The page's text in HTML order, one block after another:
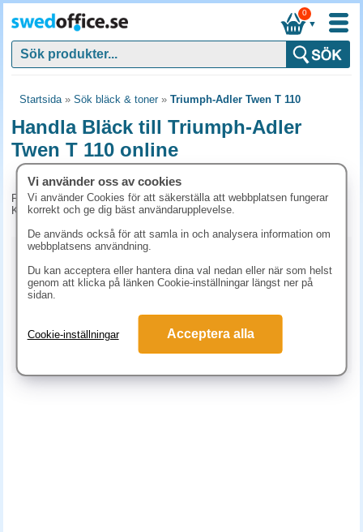
▼
0
Startsida» Sök bläck & toner» Triumph-Adler Twen T 110
Handla Bläck till Triumph-Adler
Twen T 110 online
För tillfället har vi inga produkter kopplade till denna maskin.
Kontakta kundtjänst på tel. 08-24 50 55 för mer information.
Vitt papper Färgat papper Premiumpapper
Etiketter Bläckstråleskrivare
Vi använder oss av cookies
Vi använder Cookies för att säkerställa att webbplatsen fungerar
korrekt och ge dig bäst användarupplevelse.
De används också för att samla in och analysera information om
webbplatsens användning.
Du kan acceptera eller hantera dina val nedan eller när som helst
genom att klicka på länken Cookie-inställningar längst ner på
sidan.
Cookie-inställningar Acceptera alla